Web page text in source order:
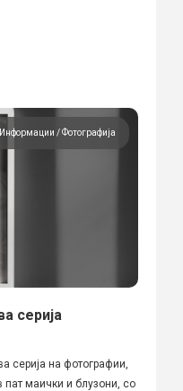
Информации Фотографија
серија
серија на фотографии,
пат маички и блузони, со